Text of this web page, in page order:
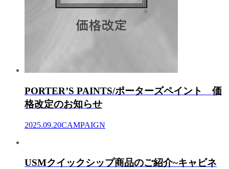
PORTER’S PAINTS/ポーターズペイント 価
格改定のお知らせ
2025.09.20CAMPAIGN
USMクイックシップ商品のご紹介~キャビネ